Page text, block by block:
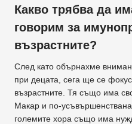
Какво трябва да
говорим за
възрастните?
След като обърнахме
при децата, сега ще се
възрастните. Тя също има
Макар и по-
големите хора също има